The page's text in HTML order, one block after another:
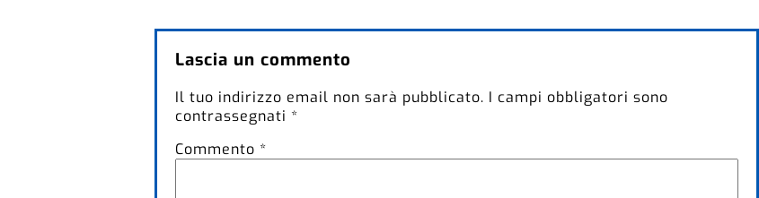
Lascia un commento
Il tuo indirizzo email non sarà pubblicato. I campi obbligatori sono
contrassegnati *
Commento *